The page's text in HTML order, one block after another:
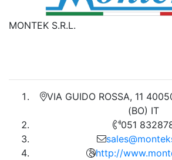
MONTEK S.R.L.
VIA GUIDO ROSSA, 11
(BO) IT
051
http://